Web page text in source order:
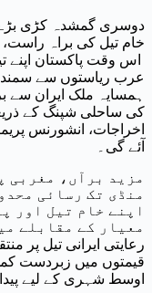
دوسری گمشدہ کڑی بڑے
خام تیل کی براہ راست،
اس وقت پاکستان اپنے
عرب ریاستوں سے
ہمسایہ ملک ایران سے
کی ساحلی شپنگ کے
اخراجات، انشورنس
آئے گی۔
مزید برآں، مغربی
منڈی تک رسائی
اپنے خام تیل اور
معیار کے مقابلے
رعایتی ایرانی تیل پر
قیمتوں میں زبردست
اوسط شہری کے لیے